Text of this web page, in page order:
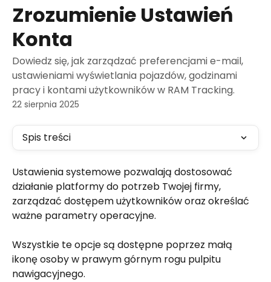
Zrozumienie Ustawień
Konta
Dowiedz się, jak zarządzać preferencjami e-mail,
ustawieniami wyświetlania pojazdów, godzinami
pracy i kontami użytkowników w RAM Tracking.
22 sierpnia 2025
Spis treści
Ustawienia systemowe pozwalają dostosować
działanie platformy do potrzeb Twojej firmy,
zarządzać dostępem użytkowników oraz określać
ważne parametry operacyjne.
Wszystkie te opcje są dostępne poprzez małą
ikonę osoby w prawym górnym rogu pulpitu
nawigacyjnego.